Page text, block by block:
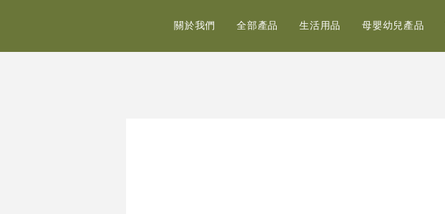
關於我們 全部產品 生活用品 母嬰幼兒產品